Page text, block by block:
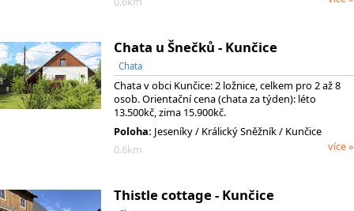
Chata u Šnečků - Kunčice
Chata
Chata v obci Kunčice: 2 ložnice, celkem pro 2 až 8
osob. Orientační cena (chata za týden): léto
13.500kč, zima 15.900kč.
Poloha: Jeseníky/ Králický Sněžník/ Kunčice
0.6km
více »
Thistle cottage - Kunčice